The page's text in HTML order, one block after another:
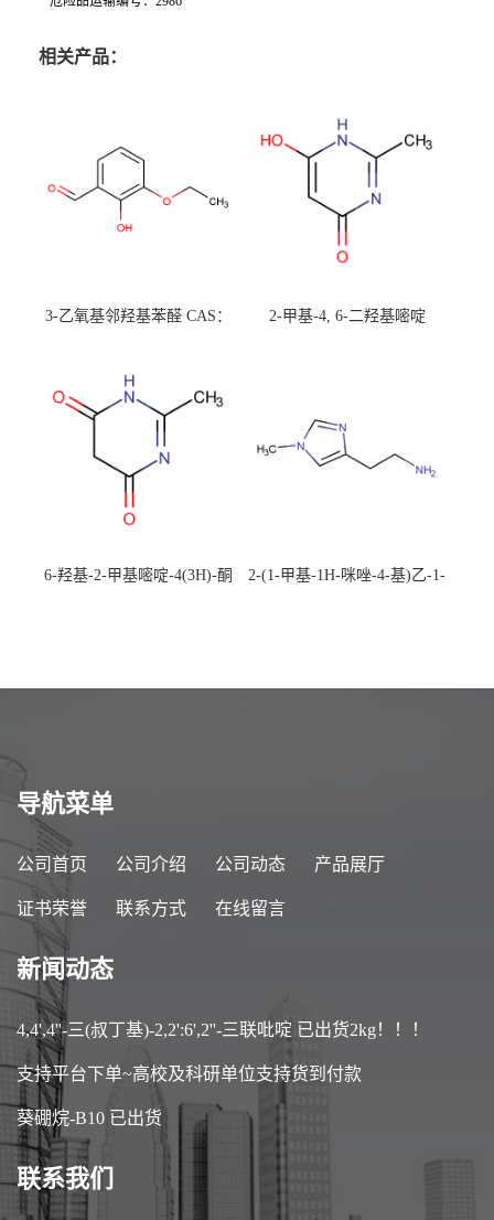
相关产品：
3-乙氧基邻羟基苯醛 CAS：
校可先用后付
2-甲基-4, 6-二羟基嘧啶
6-羟基-2-甲基嘧啶-4(3H)-酮
2-(1-甲基-1H-咪唑-4-基)乙-1-
导航菜单
公司首页 公司介绍 公司动态 产品展厅
证书荣誉 联系方式 在线留言
新闻动态
4,4',4''-三(叔丁基)-2,2':6',2''-三联吡啶 已出货2kg！！！
支持平台下单~高校及科研单位支持货到付款
葵硼烷-B10 已出货
联系我们